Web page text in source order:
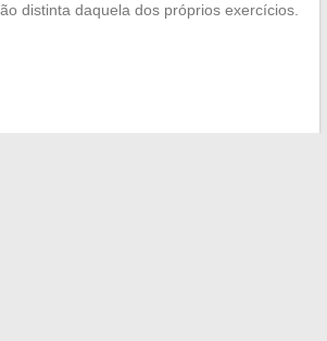
distinta daquela dos próprios exercícios.